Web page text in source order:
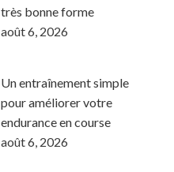
très bonne forme
août 6, 2026
Un entraînement simple
pour améliorer votre
endurance en course
août 6, 2026